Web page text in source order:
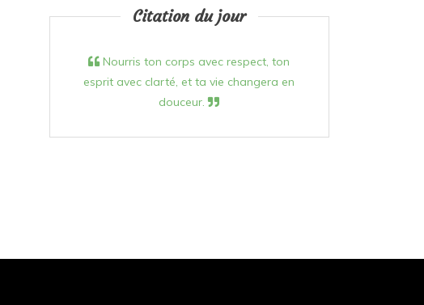
Citation du jour
Nourris ton corps avec respect, ton
esprit avec clarté, et ta vie changera en
douceur.